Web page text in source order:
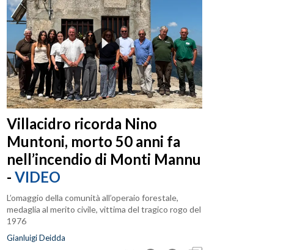
Villacidro ricorda Nino
Muntoni, morto 50 anni fa
nell’incendio di Monti Mannu
- VIDEO
L’omaggio della comunità all’operaio forestale,
medaglia al merito civile, vittima del tragico rogo del
1976
Gianluigi Deidda